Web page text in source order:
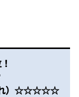
れ）☆☆☆☆☆